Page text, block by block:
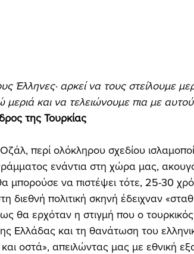
Έλληνες· αρκεί να τους στείλουμε
και να τελειώνουμε πια με
της Τουρκίας
περί ολόκληρου σχεδίου
ενάντια στη χώρα μας,
μπορούσε να πιστέψει τότε, 25-30
πολιτική σκηνή έδειχναν
θα ερχόταν η στιγμή που ο
Ελλάδας και τη θανάτωση του
οστά», απειλώντας μας με εθνική